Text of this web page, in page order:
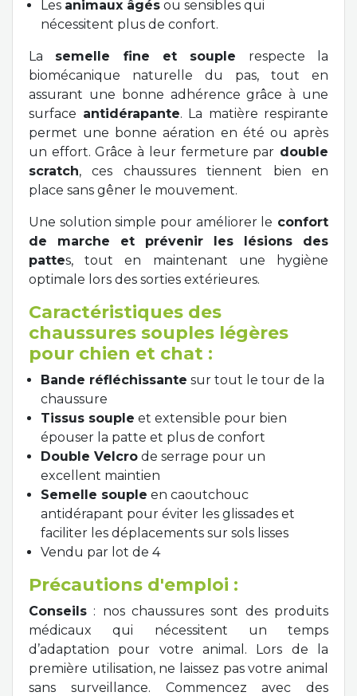
Les animaux âgés ou sensibles qui
nécessitent plus de confort.
La semelle fine et souple respecte la
biomécanique naturelle du pas, tout en
assurant une bonne adhérence grâce à une
surface antidérapante. La matière respirante
permet une bonne aération en été ou après
un effort. Grâce à leur fermeture par double
scratch, ces chaussures tiennent bien en
place sans gêner le mouvement.
Une solution simple pour améliorer le confort
de marche et prévenir les lésions des
pattes, tout en maintenant une hygiène
optimale lors des sorties extérieures.
Caractéristiques des
chaussures souples légères
pour chien et chat :
Bande réfléchissante sur tout le tour de la
chaussure
Tissus souple et extensible pour bien
épouser la patte et plus de confort
Double Velcro de serrage pour un
excellent maintien
Semelle souple en caoutchouc
antidérapant pour éviter les glissades et
faciliter les déplacements sur sols lisses
Vendu par lot de 4
Précautions d'emploi :
Conseils : nos chaussures sont des produits
médicaux qui nécessitent un temps
d’adaptation pour votre animal. Lors de la
première utilisation, ne laissez pas votre animal
sans surveillance. Commencez avec des